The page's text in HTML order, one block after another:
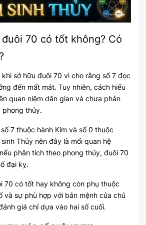
70 có tốt không? Có
sở hữu đuôi 70 vì cho rằng số 7 đọc
đến mất mát. Tuy nhiên, cách hiểu
quan niệm dân gian và chưa phản
phong thủy.
7 thuộc hành Kim và số 0 thuộc
Thủy nên đây là mối quan hệ
phân tích theo phong thủy, đuôi 70
đại kỵ.
70 có tốt hay không còn phụ thuộc
và sự phù hợp với bản mệnh của chủ
giá chỉ dựa vào hai số cuối.